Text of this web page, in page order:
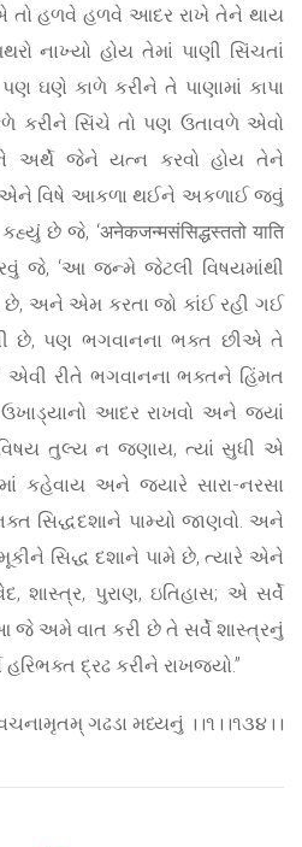
તો હળવે હળવે આદર રાખે તેને થાય
નાખ્યો હોય તેમાં પાણી સિંચતાં
ઘણે કાળે કરીને તે પાણામાં કાપા
કરીને સિંચે તો પણ ઉતાવળે એવો
અર્થે જેને યત્ન કરવો હોય તેને
એને વિષે આકળા થઈને અકળાઈ જવું
છે જે, ‘अनेकजन्मसंसिद्धस्ततो याति
જે, ‘આ જન્મે જેટલી વિષયમાંથી
અને એમ કરતા જો કાંઈ રહી ગઈ
છે, પણ ભગવાનના ભક્ત છીએ તે
એવી રીતે ભગવાનના ભક્તને હિંમત
ઉખાડ્યાનો આદર રાખવો અને જ્યાં
તુલ્ય ન જણાય, ત્યાં સુધી એ
કહેવાય અને જ્યારે સારા-નરસા
સિદ્ધદશાને પામ્યો જાણવો. અને
સિદ્ધ દશાને પામે છે, ત્યારે એને
શાસ્ત્ર, પુરાણ, ઇતિહાસ; એ સર્વે
અમે વાત કરી છે તે સર્વે શાસ્ત્રનું
દ્રઢ કરીને રાખજ્યો.”
વચનામૃતમ્ ગઢડા મધ્યનું ।।૧।।૧૩૪।।